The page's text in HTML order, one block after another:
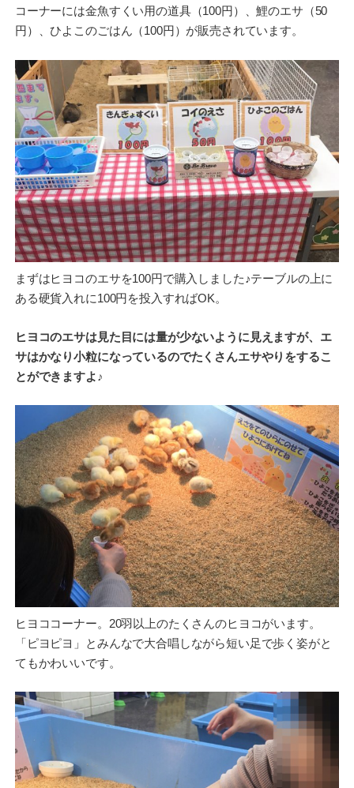
コーナーには金魚すくい用の道具（100円）、鯉のエサ（50
円）、ひよこのごはん（100円）が販売されています。
まずはヒヨコのエサを100円で購入しました♪テーブルの上に
ある硬貨入れに100円を投入すればOK。
ヒヨコのエサは見た目には量が少ないように見えますが、エ
サはかなり小粒になっているのでたくさんエサやりをするこ
とができますよ♪
ヒヨココーナー。20羽以上のたくさんのヒヨコがいます。
「ピヨピヨ」とみんなで大合唱しながら短い足で歩く姿がと
てもかわいいです。